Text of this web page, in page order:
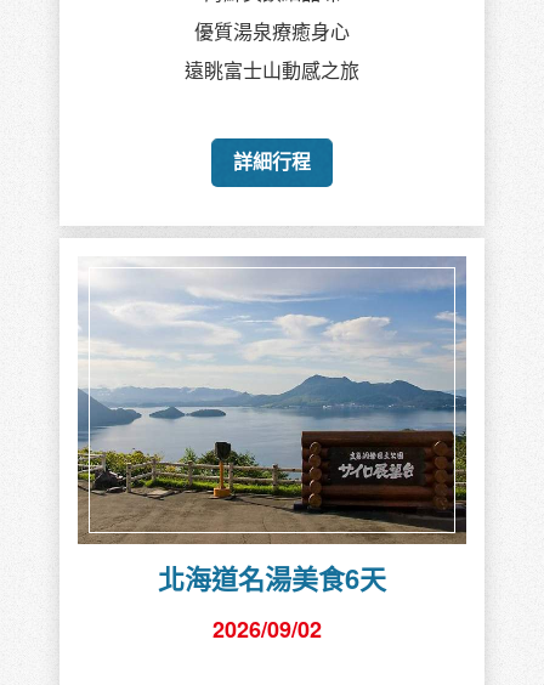
優質湯泉療癒身心
遠眺富士山動感之旅
詳細行程
北海道名湯美食6天
2026/09/02